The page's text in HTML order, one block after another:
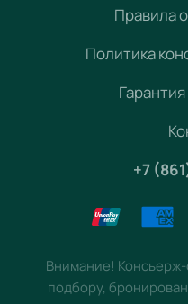
Правила
Политика
+7
Внимание! Консьерж-
подбору,